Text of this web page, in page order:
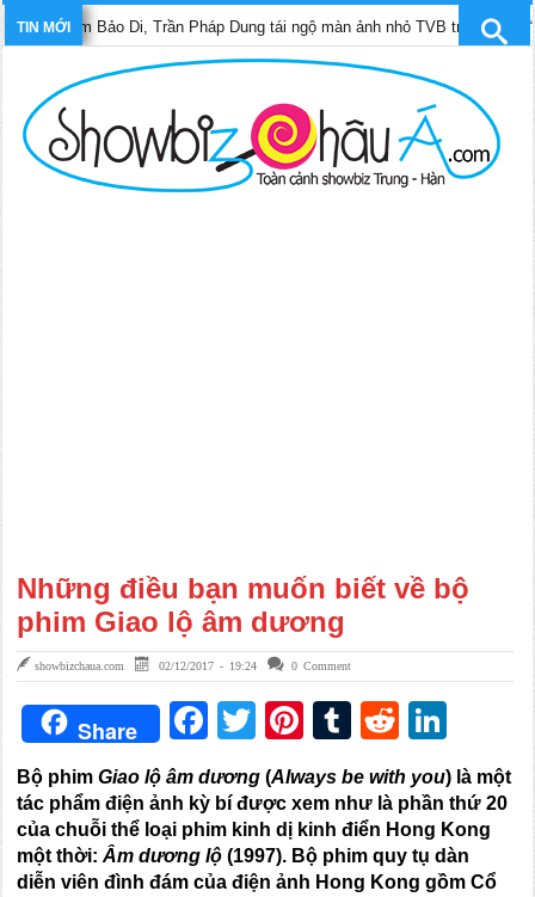
TIN MỚI
Bảo Di, Trần Pháp Dung tái ngộ màn ảnh nhỏ TVB trong phim “Trinh sát
Những điều bạn muốn biết về bộ
phim Giao lộ âm dương
showbizchaua.com 02/12/2017 - 19:24 0 Comment
Share Facebook
TwitterPinterest
TumblrReddit
Bộ phimGiao lộ âm dương(Always be with you) là một
tác phẩm điện ảnh kỳ bí được xem như là phần thứ 20
của chuỗi thể loại phim kinh dị kinh điển Hong Kong
một thời:Âm dương lộ (1997). Bộ phim quy tụ dàn
diễn viên đình đám của điện ảnh Hong Kong gồm Cổ